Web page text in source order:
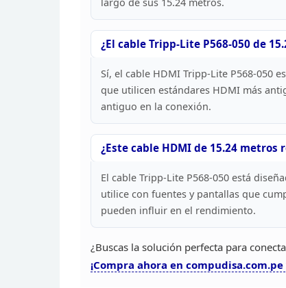
¿El cable Tripp-Lite P568-050 de
Sí, el cable HDMI Tripp-Lite P568-050
que utilicen estándares HDMI más
antiguo en la conexión.
¿Este cable HDMI de 15.24 metros
El cable Tripp-Lite P568-050 está
utilice con fuentes y pantallas que
pueden influir en el rendimiento.
¿Buscas la solución perfecta para
¡Compra ahora en